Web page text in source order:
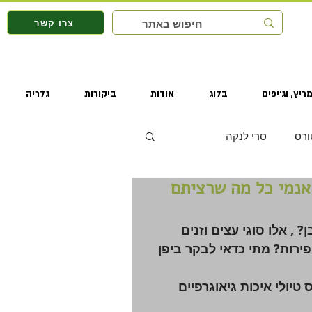
צרו קשר
וג'יפים בלוג אודות ביקורות גלריה
סרי לנקה
יפן טיולי איכות
סזן , האנמי כל מה שרציתם
, אלו סוגי עצים וזנים
מתי כדאי לבקר ביפן
איכות גיאוגרפיים